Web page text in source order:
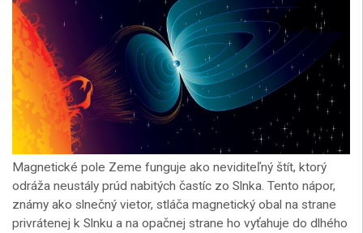
Magnetické pole Zeme funguje ako neviditeľný štít, ktorý
odráža neustály prúd nabitých častíc zo Slnka. Tento nápor,
známy ako slnečný vietor, stláča magnetický obal na strane
privrátenej k Slnku a na opačnej strane ho vyťahuje do dlhého